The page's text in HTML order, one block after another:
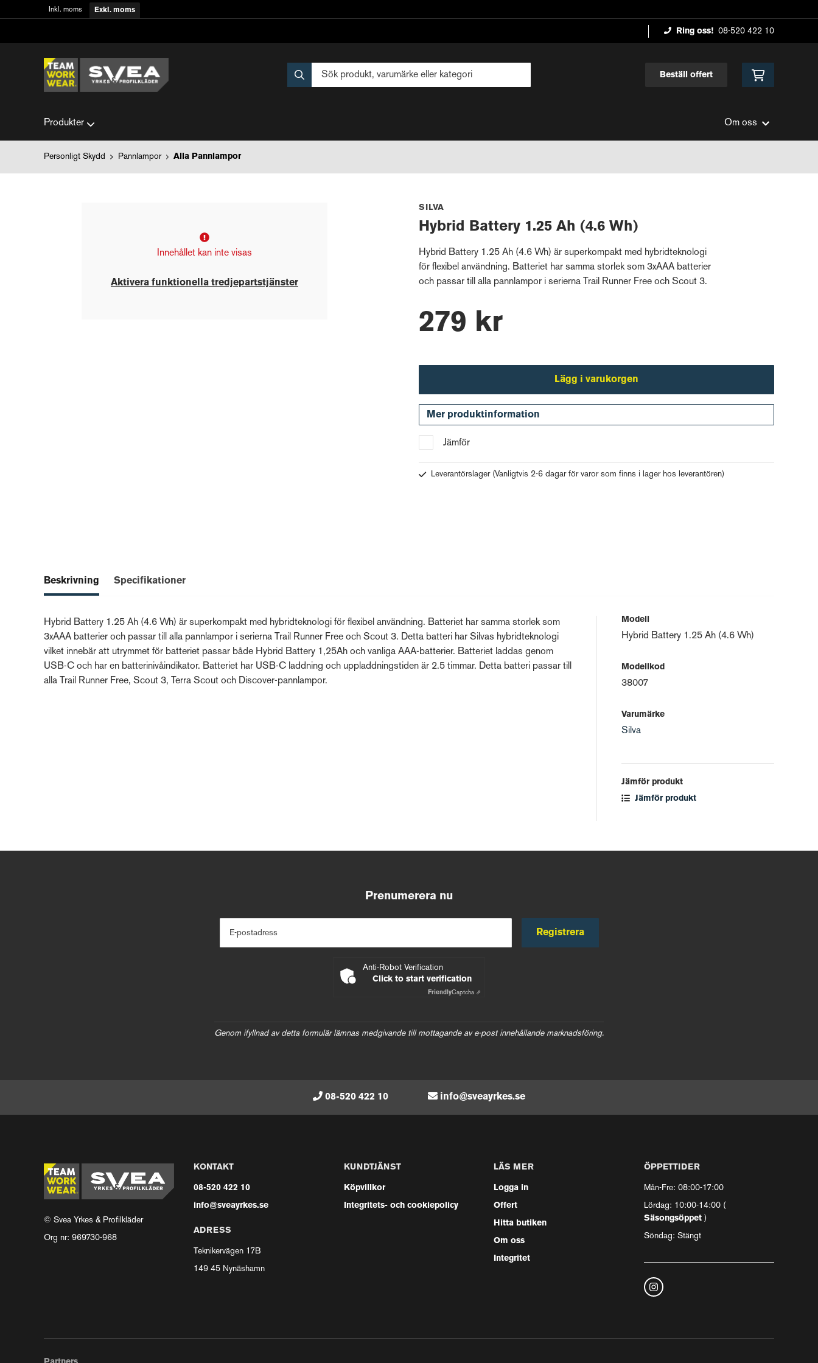
Inkl. moms Exkl. moms
Ring oss! 08-520 422 10
Beställ offert
Produkter Om oss
Personligt Skydd Pannlampor Alla Pannlampor
Innehållet kan inte visas
Aktivera funktionella tredjepartstjänster
SILVA
Hybrid Battery 1.25 Ah (4.6 Wh)
Hybrid Battery 1.25 Ah (4.6 Wh) är superkompakt med hybridteknologi
för flexibel användning. Batteriet har samma storlek som 3xAAA batterier
och passar till alla pannlampor i serierna Trail Runner Free och Scout 3.
279 kr
Lägg i varukorgen
Mer produktinformation
Jämför
Leverantörslager (Vanligtvis 2-6 dagar för varor som finns i lager hos leverantören)
Beskrivning Specifikationer
Hybrid Battery 1.25 Ah (4.6 Wh) är superkompakt med hybridteknologi för flexibel användning. Batteriet har samma storlek som
3xAAA batterier och passar till alla pannlampor i serierna Trail Runner Free och Scout 3. Detta batteri har Silvas hybridteknologi
vilket innebär att utrymmet för batteriet passar både Hybrid Battery 1,25Ah och vanliga AAA-batterier. Batteriet laddas genom
USB-C och har en batterinivåindikator. Batteriet har USB-C laddning och uppladdningstiden är 2.5 timmar. Detta batteri passar till
alla Trail Runner Free, Scout 3, Terra Scout och Discover-pannlampor.
Modell
Hybrid Battery 1.25 Ah (4.6 Wh)
Modellkod
38007
Varumärke
Silva
Jämför produkt
Jämför produkt
Prenumerera nu
E-postadress Registrera
Anti-Robot Verification
Click to start verification
FriendlyCaptcha ⇗
Genom ifyllnad av detta formulär lämnas medgivande till mottagande av e-post innehållande marknadsföring.
08-520 422 10 info@sveayrkes.se
© Svea Yrkes & Profilkläder
Org nr: 969730-968
KONTAKT
08-520 422 10
info@sveayrkes.se
ADRESS
Teknikervägen 17B
149 45 Nynäshamn
KUNDTJÄNST
Köpvillkor
Integritets- och cookiepolicy
LÄS MER
Logga in
Offert
Hitta butiken
Om oss
Integritet
ÖPPETTIDER
Mån-Fre: 08:00-17:00
Lördag: 10:00-14:00 (
Säsongsöppet )
Söndag: Stängt